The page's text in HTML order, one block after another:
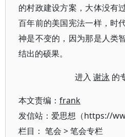
的村政建设方案，大体没有
百年前的美国宪法一样，时
神是不变的，因为那是人类
结出的硕果。
进入谢泳 的
本文责编： frank
发信站：爱思想（https://
栏目： 笔会 >笔会专栏